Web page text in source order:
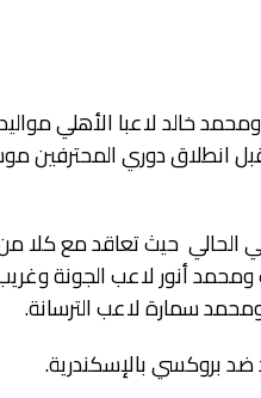
الحالي حيث تعاقد مع كلا
ومحمد أنور لاعب الجونة
سمارة لاعب الترسانة.
ضد بروكسي بالإسكندرية.